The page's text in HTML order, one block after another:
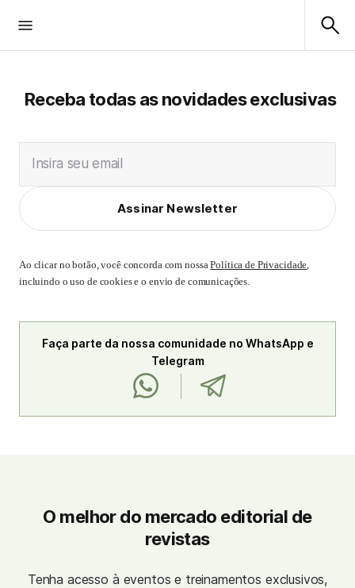
Receba todas as novidades exclusivas
Insira seu email
Assinar Newsletter
Ao clicar no botão, você concorda com nossaPolítica de Privacidade,
incluindo o uso de cookies e o envio de comunicações.
Faça parte da nossa comunidade no WhatsApp e
Telegram
O melhor do mercado editorial de
revistas
Tenha acesso à eventos e treinamentos exclusivos,